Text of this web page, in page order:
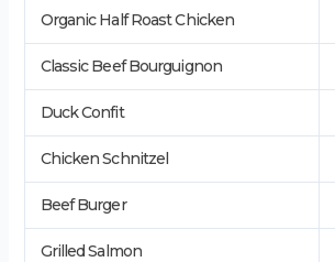
Organic Half Roast Chicken
Classic Beef Bourguignon
Duck Confit
Chicken Schnitzel
Beef Burger
Grilled Salmon